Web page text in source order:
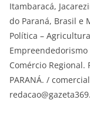
Itambaracá,
do Paraná, Brasil e
Política –
Empreendedorismo
Comércio Regional.
PARANÁ. /